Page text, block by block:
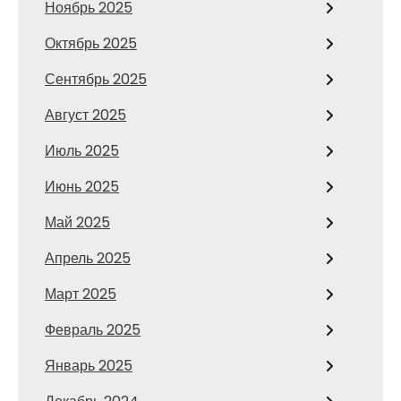
Ноябрь 2025
Октябрь 2025
Сентябрь 2025
Август 2025
Июль 2025
Июнь 2025
Май 2025
Апрель 2025
Март 2025
Февраль 2025
Январь 2025